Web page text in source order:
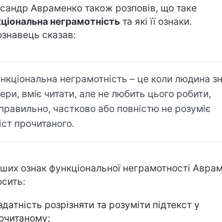
Авраменко також розповів, що таке
неграмотність та які її ознаки.
сказав:
неграмотність – це коли людина
вміє читати, але не любить цього робити,
частково або повністю не розуміє
прочитаного.
ознак функціональної неграмотності
розрізняти та розуміти підтекст у